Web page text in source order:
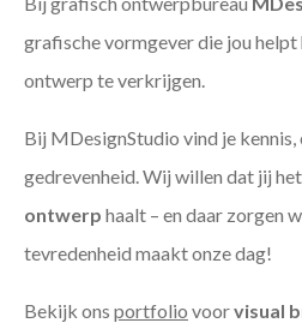
grafische vormgever die jou
ontwerp te verkrijgen.
Bij MDesignStudio vind je
gedrevenheid. Wij willen dat jij
ontwerp haalt – en daar zorgen
tevredenheid maakt onze dag!
Bekijk ons portfolio voorvisual